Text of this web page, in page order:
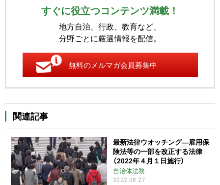
すぐに役立つコンテンツ満載！
地方自治、行政、教育など、
分野ごとに厳選情報を配信。
無料のメルマガ会員募集中
関連記事
最新法律ウオッチング―雇用保
険法等の一部を改正する法律
（2022年４月１日施行）
自治体法務
2022.06.27